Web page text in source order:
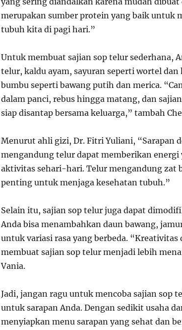
merupakan sumber protein yang baik untuk
tubuh kita di pagi hari.”
Untuk membuat sajian sop telur sederhana,
telur, kaldu ayam, sayuran seperti wortel
bumbu seperti bawang putih dan merica.
dalam panci, rebus hingga matang, dan
siap disantap bersama keluarga,” tambah
Menurut ahli gizi, Dr. Fitri Yuliani, “Sarapan
mengandung telur dapat memberikan
aktivitas sehari-hari. Telur mengandung zat
penting untuk menjaga kesehatan tubuh.”
Selain itu, sajian sop telur juga dapat
Anda bisa menambahkan daun bawang,
untuk variasi rasa yang berbeda. “Kreativitas
membuat sajian sop telur menjadi lebih
Vania.
Jadi, jangan ragu untuk mencoba sajian sop
untuk sarapan Anda. Dengan sedikit usaha
menyiapkan menu sarapan yang sehat dan